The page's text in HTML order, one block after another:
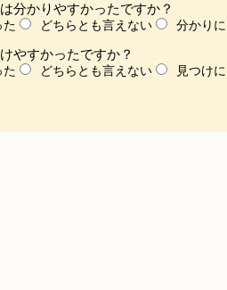
分かりやすかったですか？
た どちらとも言えない 分かり
やすかったですか？
た どちらとも言えない 見つけ